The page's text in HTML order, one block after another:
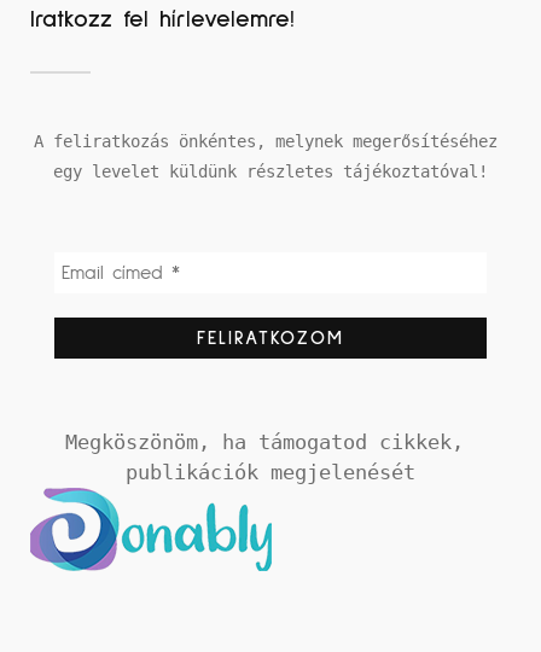
Iratkozz fel hírlevelemre!
A feliratkozás önkéntes, melynek megerősítéséhez
egy levelet küldünk részletes tájékoztatóval!
Megköszönöm, ha támogatod cikkek,
publikációk megjelenését